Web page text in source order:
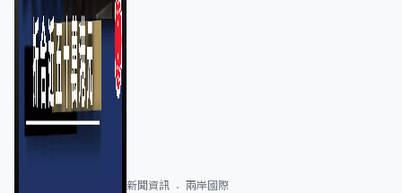
新聞資訊 兩岸國際